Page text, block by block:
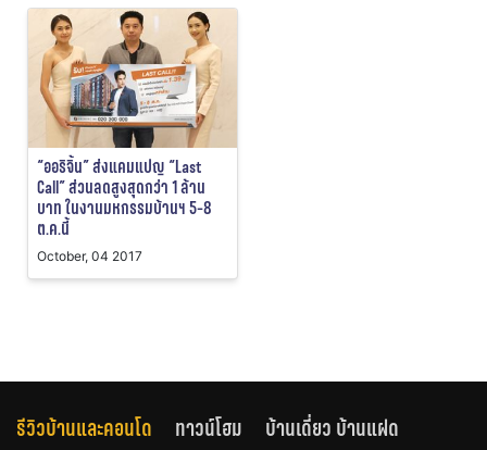
“ออริจิ้น” ส่งแคมแปญ “Last
Call” ส่วนลดสูงสุดกว่า 1 ล้าน
บาท ในงานมหกรรมบ้านฯ 5-8
ต.ค.นี้
October, 04 2017
รีวิวบ้านและคอนโด ทาวน์โฮม
บ้านเดี่ยว บ้านแฝด